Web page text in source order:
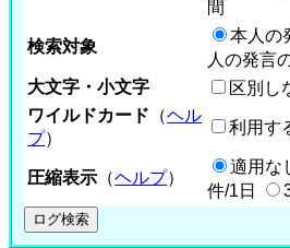
間
検索対象
本人の
人の発言
大文字・小文字
区別し
ワイルドカード （ヘル
プ）
利用す
圧縮表示 （ヘルプ）
適用な
件/1日